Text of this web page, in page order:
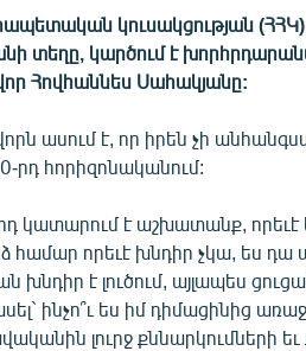
կուսակցության
տեղը, կարծում է
Հովհաննես Սահակյանը:
ասում է, որ իրեն չի
րդ հորիզոնականում:
կատարում է աշխատանք, որեւէ
համար որեւէ խնդիր չկա, ես
խնդիր է լուծում, այլապես
ինչո՞ւ ես իմ դիմացինից
լուրջ քննարկումների եւ